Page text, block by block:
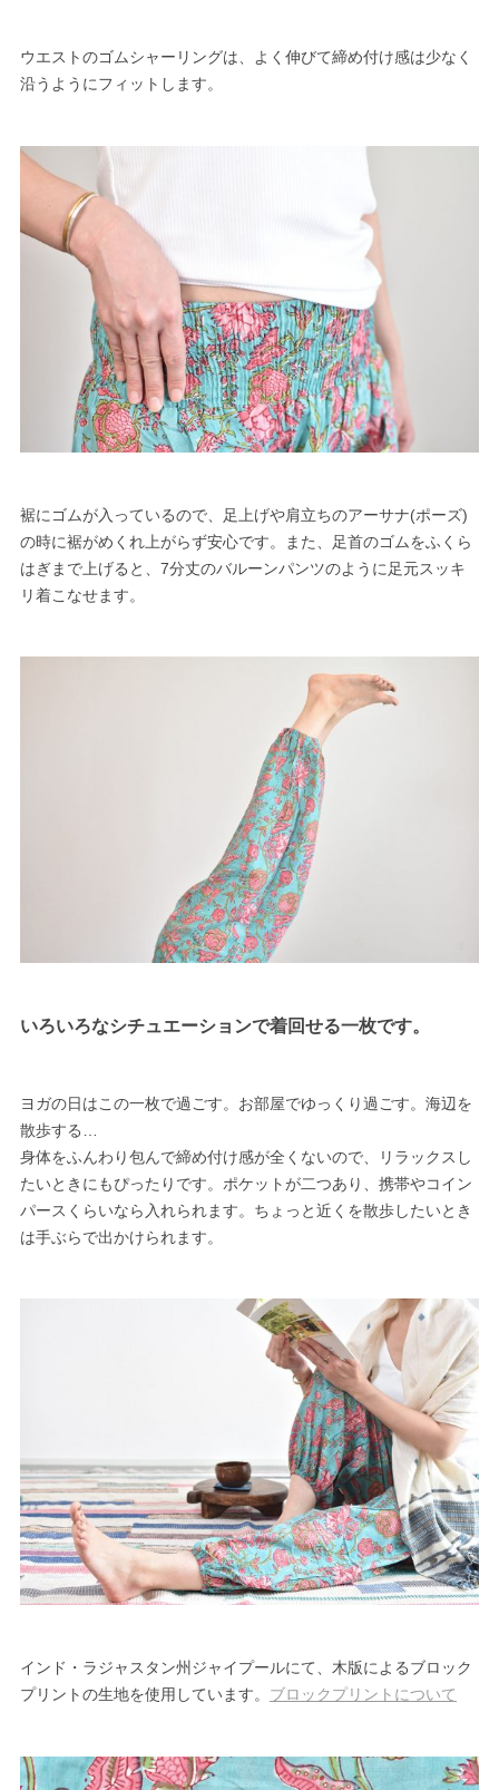
ウエストのゴムシャーリングは、よく伸びて締め付け感は少なく
沿うようにフィットします。
裾にゴムが入っているので、足上げや肩立ちのアーサナ(ポーズ)
の時に裾がめくれ上がらず安心です。また、足首のゴムをふくら
はぎまで上げると、7分丈のバルーンパンツのように足元スッキ
リ着こなせます。
いろいろなシチュエーションで着回せる一枚です。
ヨガの日はこの一枚で過ごす。お部屋でゆっくり過ごす。海辺を
散歩する…
身体をふんわり包んで締め付け感が全くないので、リラックスし
たいときにもぴったりです。ポケットが二つあり、携帯やコイン
パースくらいなら入れられます。ちょっと近くを散歩したいとき
は手ぶらで出かけられます。
インド・ラジャスタン州ジャイプールにて、木版によるブロック
プリントの生地を使用しています。 ブロックプリントについて